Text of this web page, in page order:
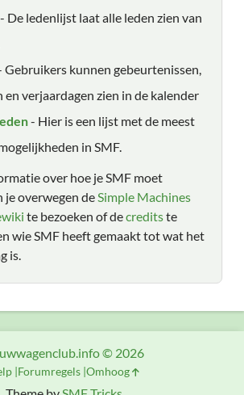
- De ledenlijst laat alle leden zien van
Gebruikers kunnen gebeurtenissen,
en verjaardagen zien in de kalender
- Hier is een lijst met de meest
in SMF.
over hoe je SMF moet
je overwegen deSimple Machines
te bezoeken of decreditste
wie SMF heeft gemaakt tot wat het
is.
© 2026
Forumregels Omhoog